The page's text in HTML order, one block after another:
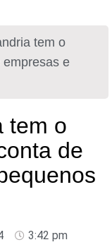
tem o
e
tem o
de
3:42 pm